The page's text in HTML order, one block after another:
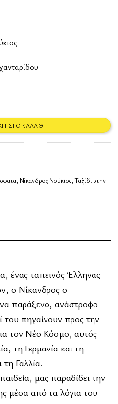
ΣΤΟ ΚΑΛΆΘΙ
, Νίκανδρος Νούκιος,Ταξίδι στην
ένας ταπεινός Έλληνας
ο Νίκανδρος ο
παράξενο, ανάστροφο
του πηγαίνουν προς την
τον Νέο Κόσμο, αυτός
τη Γερμανία και τη
Γαλλία.
μας παραδίδει την
μέσα από τα λόγια του